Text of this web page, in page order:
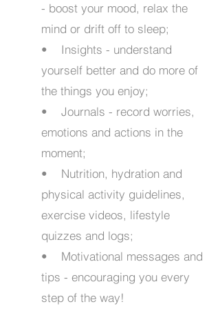
- boost your mood, relax the
mind or drift off to sleep;
• Insights - understand
yourself better and do more of
the things you enjoy;
• Journals - record worries,
emotions and actions in the
moment;
• Nutrition, hydration and
physical activity guidelines,
exercise videos, lifestyle
quizzes and logs;
• Motivational messages and
tips - encouraging you every
step of the way!